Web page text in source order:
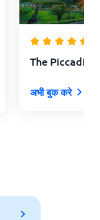
The Piccadily
अभी बुक करे